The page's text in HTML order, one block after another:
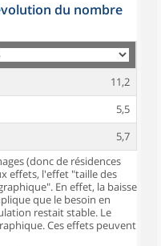
du nombre
11,2
5,5
5,7
(donc de résidences
effets, l'effet "taille des
En effet, la baisse
que le besoin en
restait stable. Le
Ces effets peuvent